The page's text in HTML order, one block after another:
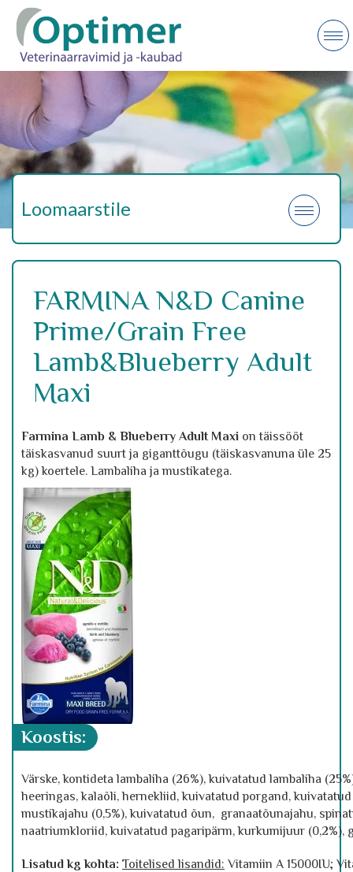
Loomaarstile
FARMINA N&D Canine
Prime/Grain Free
Lamb&Blueberry Adult
Maxi
Farmina Lamb & Blueberry Adult Maxi on täissööt
täiskasvanud suurt ja giganttõugu (täiskasvanuna üle 25
kg) koertele. Lambaliha ja mustikatega.
koostis:
Värske, kontideta lambaliha (26%), kuivatatud lambaliha
heeringas, kalaõli, hernekliid, kuivatatud porgand,
mustikajahu (0,5%), kuivatatud õun, granaatõunajahu,
naatriumkloriid, kuivatatud pagaripärm, kurkumijuur
Lisatud kg kohta: Toitelised lisandid: Vitamiin A 15000IU;